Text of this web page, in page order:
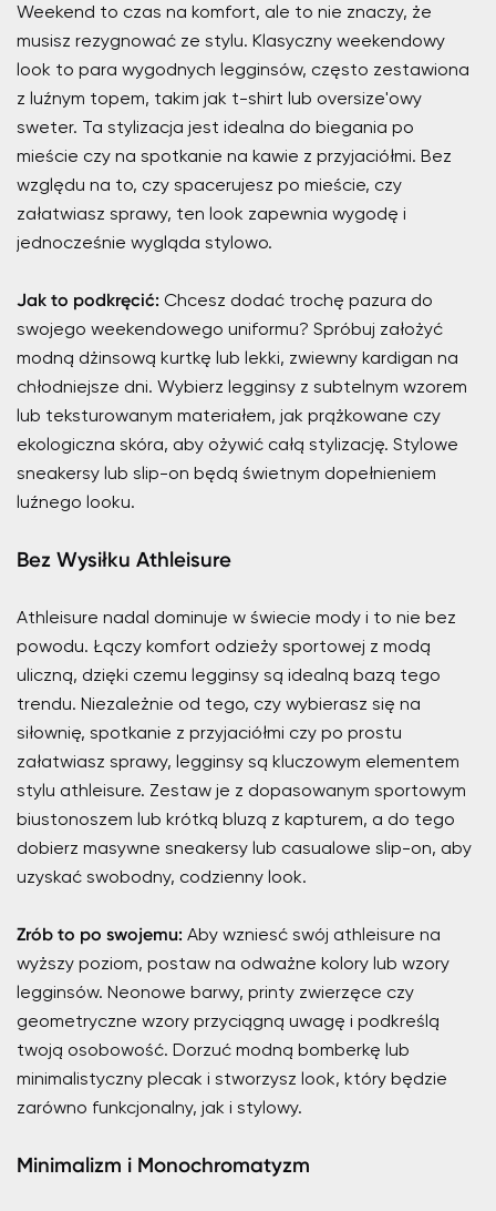
Weekend to czas na komfort, ale to nie znaczy, że
musisz rezygnować ze stylu. Klasyczny weekendowy
look to para wygodnych legginsów, często zestawiona
z luźnym topem, takim jak t-shirt lub oversize'owy
sweter. Ta stylizacja jest idealna do biegania po
mieście czy na spotkanie na kawie z przyjaciółmi. Bez
względu na to, czy spacerujesz po mieście, czy
załatwiasz sprawy, ten look zapewnia wygodę i
jednocześnie wygląda stylowo.
Jak to podkręcić: Chcesz dodać trochę pazura do
swojego weekendowego uniformu? Spróbuj założyć
modną dżinsową kurtkę lub lekki, zwiewny kardigan na
chłodniejsze dni. Wybierz legginsy z subtelnym wzorem
lub teksturowanym materiałem, jak prążkowane czy
ekologiczna skóra, aby ożywić całą stylizację. Stylowe
sneakersy lub slip-on będą świetnym dopełnieniem
luźnego looku.
Bez Wysiłku Athleisure
Athleisure nadal dominuje w świecie mody i to nie bez
powodu. Łączy komfort odzieży sportowej z modą
uliczną, dzięki czemu legginsy są idealną bazą tego
trendu. Niezależnie od tego, czy wybierasz się na
siłownię, spotkanie z przyjaciółmi czy po prostu
załatwiasz sprawy, legginsy są kluczowym elementem
stylu athleisure. Zestaw je z dopasowanym sportowym
biustonoszem lub krótką bluzą z kapturem, a do tego
dobierz masywne sneakersy lub casualowe slip-on, aby
uzyskać swobodny, codzienny look.
Zrób to po swojemu: Aby wzniesć swój athleisure na
wyższy poziom, postaw na odważne kolory lub wzory
legginsów. Neonowe barwy, printy zwierzęce czy
geometryczne wzory przyciągną uwagę i podkreślą
twoją osobowość. Dorzuć modną bomberkę lub
minimalistyczny plecak i stworzysz look, który będzie
zarówno funkcjonalny, jak i stylowy.
Minimalizm i Monochromatyzm